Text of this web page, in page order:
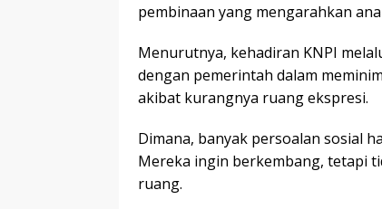
pembinaan yang mengarahkan
Menurutnya, kehadiran KNPI
dengan pemerintah dalam
akibat kurangnya ruang ekspresi.
Dimana, banyak persoalan sosial
Mereka ingin berkembang, tetapi
ruang.